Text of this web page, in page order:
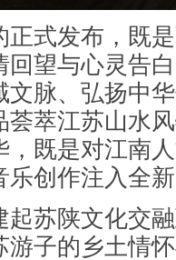
式发布，既是
回望与心灵告
文脉、弘扬中
荟萃江苏山水
，既是对江南
乐创作注入全
苏陕文化交融
游子的乡土情